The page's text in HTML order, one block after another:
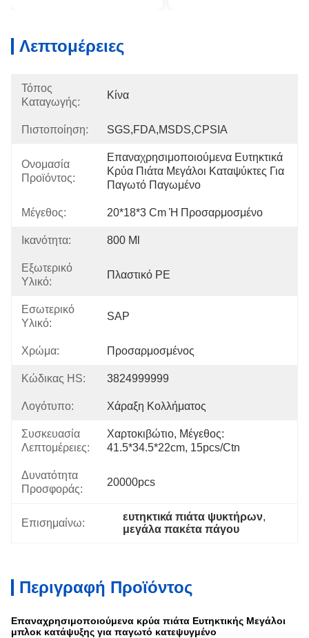
Λεπτομέρειες
Τόπος
Καταγωγής:
Κίνα
Πιστοποίηση: SGS,FDA,MSDS,CPSIA
Ονομασία
Προϊόντος:
Επαναχρησιμοποιούμενα Ευτηκτικά
Κρύα Πιάτα Μεγάλοι Καταψύκτες Για
Παγωτό Παγωμένο
Μέγεθος: 20*18*3 Cm Ή Προσαρμοσμένο
Ικανότητα: 800 Ml
Εξωτερικό
Υλικό:
Πλαστικό PE
Εσωτερικό
Υλικό:
SAP
Χρώμα: Προσαρμοσμένος
Κώδικας HS: 3824999999
Λογότυπο: Χάραξη Κολλήματος
Συσκευασία
Λεπτομέρειες:
Χαρτοκιβώτιο, Μέγεθος:
41.5*34.5*22cm, 15pcs/ctn
Δυνατότητα
Προσφοράς:
20000pcs
Επισημαίνω:
ευτηκτικά πιάτα ψυκτήρων,
μεγάλα πακέτα πάγου
Περιγραφή Προϊόντος
Επαναχρησιμοποιούμενα κρύα πιάτα Ευτηκτικής Μεγάλοι
μπλοκ κατάψυξης για παγωτό κατεψυγμένο